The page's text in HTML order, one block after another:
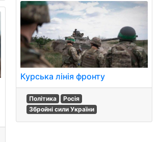
Курська лінія фронту
Політика
Росія
Збройні сили України